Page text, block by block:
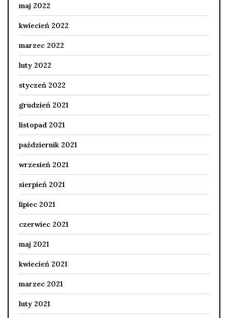
maj 2022
kwiecień 2022
marzec 2022
luty 2022
styczeń 2022
grudzień 2021
listopad 2021
październik 2021
wrzesień 2021
sierpień 2021
lipiec 2021
czerwiec 2021
maj 2021
kwiecień 2021
marzec 2021
luty 2021